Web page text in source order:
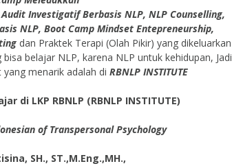
Investigatif Berbasis NLP, NLP Counselling,
NLP, Boot Camp Mindset Entepreneurship,
dan Praktek Terapi (Olah Pikir) yang dikeluarkan
belajar NLP, karena NLP untuk kehidupan, Jadi
menarik adalah di RBNLP INSTITUTE
di LKP RBNLP (RBNLP INSTITUTE)
of Transpersonal Psychology
SH., ST.,M.Eng.,MH.,